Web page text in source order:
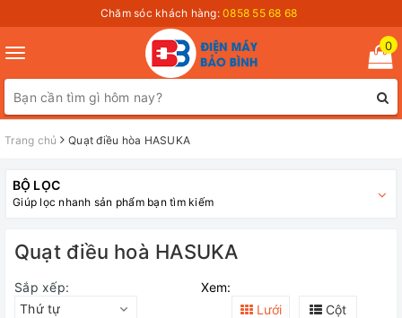
Chăm sóc khách hàng: 0858 55 68 68
Toggle
navigation
0
Trang chủ Quạt điều hòa HASUKA
BỘ LỌC
Giúp lọc nhanh sản phẩm bạn tìm kiếm
Quạt điều hoà HASUKA
Sắp xếp:
Thứ tự
Xem:
Lưới
Cột